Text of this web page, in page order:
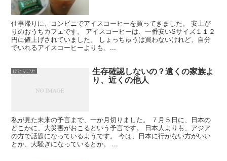
仕事帰りに、コンビニでアイスコーヒーを買ってきました。 安上が
りのおうちカフェです。 アイスコーヒーは、一番安いSサイズ１１２
円に値上げされていました。 しょっちゅうは買わないけれど、自分
でいれるアイスコーヒーよりも、...
ひとりごと 生存確認しないの？遠くの家族よ
り、近くの他人
私が見た未来の予言まで、一か月切りました。 ７月５日に、日本の
どこかに、大災害がおこるという予言です。 日本人よりも、アジア
の方で話題になっているようです。 今は、日本に行かない方がいい
とか、大騒ぎになっているとか。 ...